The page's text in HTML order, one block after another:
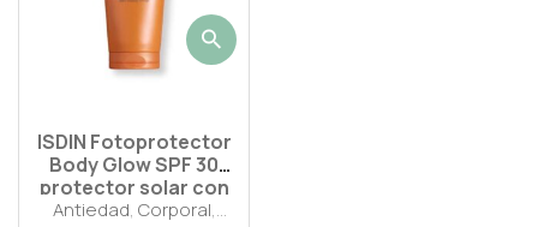
ISDIN Fotoprotector
Body Glow SPF 30
protector solar con
efecto luminoso y
Antiedad, Corporal,